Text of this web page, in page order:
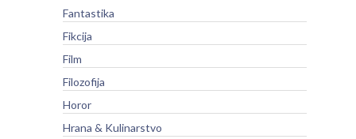
Fantastika
Fikcija
Film
Filozofija
Horor
Hrana & Kulinarstvo